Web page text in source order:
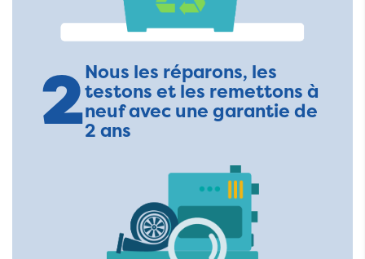
2Nous les réparons, les
testons et les remettons à
neuf avec une garantie de
2 ans